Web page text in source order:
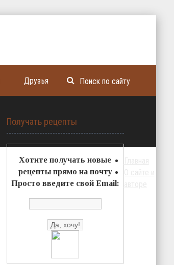
Друзья
Получать рецепты
Хотите получать новые
рецепты прямо на почту
Просто введите свой Email: